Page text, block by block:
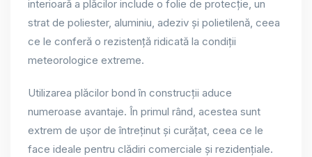
interioară a plăcilor include o folie de protecție, un
strat de poliester, aluminiu, adeziv și polietilenă, ceea
ce le conferă o rezistență ridicată la condiții
meteorologice extreme.
Utilizarea plăcilor bond în construcții aduce
numeroase avantaje. În primul rând, acestea sunt
extrem de ușor de întreținut și curățat, ceea ce le
face ideale pentru clădiri comerciale și rezidențiale.